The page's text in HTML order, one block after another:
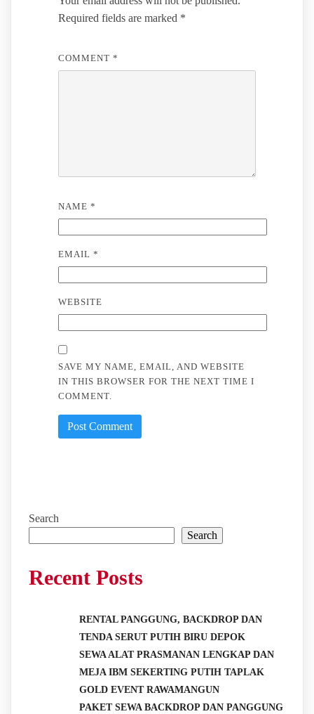
Required fields are marked *
COMMENT *
NAME *
EMAIL *
WEBSITE
SAVE MY NAME, EMAIL, AND WEBSITE
IN THIS BROWSER FOR THE NEXT TIME I
COMMENT.
Search
Search
Recent Posts
RENTAL PANGGUNG, BACKDROP DAN
TENDA SERUT PUTIH BIRU DEPOK
SEWA ALAT PRASMANAN LENGKAP DAN
MEJA IBM SEKERTING PUTIH TAPLAK
GOLD EVENT RAWAMANGUN
PAKET SEWA BACKDROP DAN PANGGUNG